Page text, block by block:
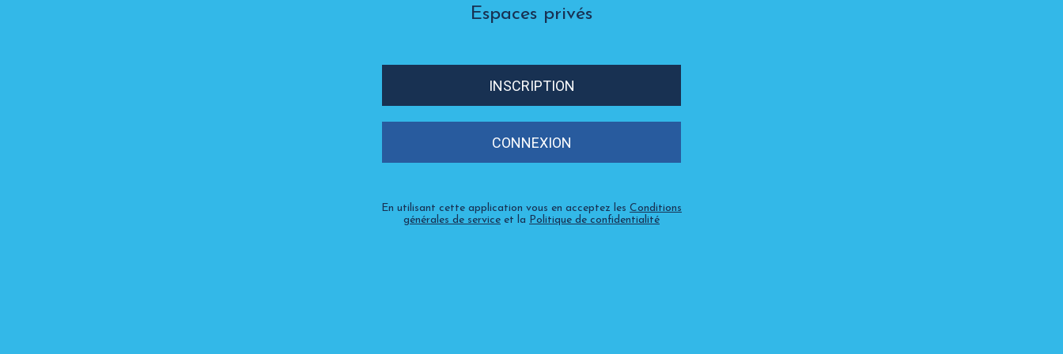
Espaces privés
INSCRIPTION
CONNEXION
En utilisant cette application vous en acceptez les Conditions
générales de service et la Politique de confidentialité